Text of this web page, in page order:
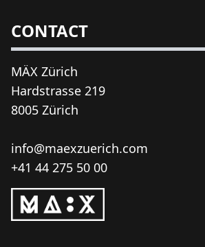
CONTACT
MÄX Zürich
Hardstrasse 219
8005 Zürich
info@maexzuerich.com
+41 44 275 50 00